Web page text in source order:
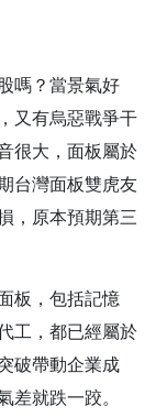
嗎？當景氣好
又有烏惡戰爭干
很大，面板屬於
台灣面板雙虎友
，原本預期第三
板，包括記憶
工，都已經屬於
破帶動企業成
差就跌一跤。